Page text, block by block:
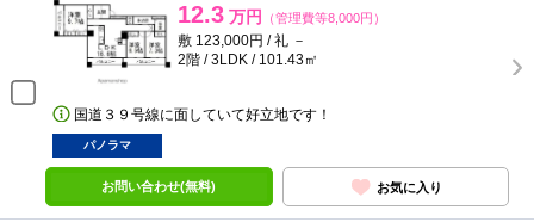
12.3 万円 （管理費等8,000円）
敷 123,000円 / 礼 －
2階 / 3LDK / 101.43㎡
国道３９号線に面していて好立地です！
パノラマ
お問い合わせ(無料) お気に入り